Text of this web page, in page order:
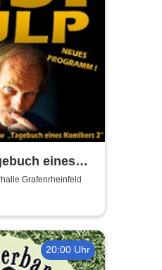
eines
Grafenrheinfeld
20:00 Uhr